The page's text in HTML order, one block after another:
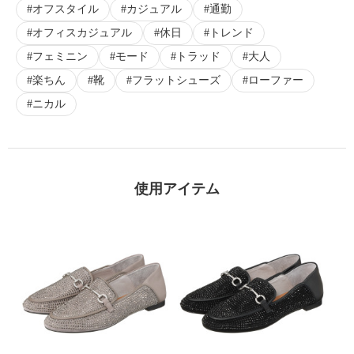
× 商品紹介
オフスタイル カジュアル
通勤
オフィスカジュアル
休日
トレンド
フェミニン
モード トラッド
大人
楽ちん
靴 フラットシューズ
ローファー
ニカル
使用アイテム